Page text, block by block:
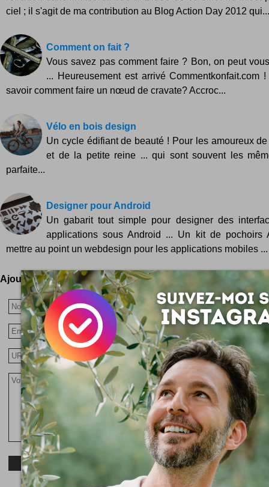
ciel ; il s'agit de ma contribution au Blog Action Day 2012 qui...
Comment on fait ?
Vous savez pas comment faire ? Bon, on peut
... Heureusement est arrivé Commentkonfait.com
savoir comment faire un nœud de cravate? Accroc...
Vélo en bois design
Un cycle édifiant de beauté ! Pour les amoureux
et de la petite reine ... qui sont souvent les
parfaite...
Designer pour Android
Un gabarit tout simple pour designer des
applications sous Android ... Un kit de pochoirs
mettre au point un webdesign pour les applications mobiles
Ajoutez votre avis !